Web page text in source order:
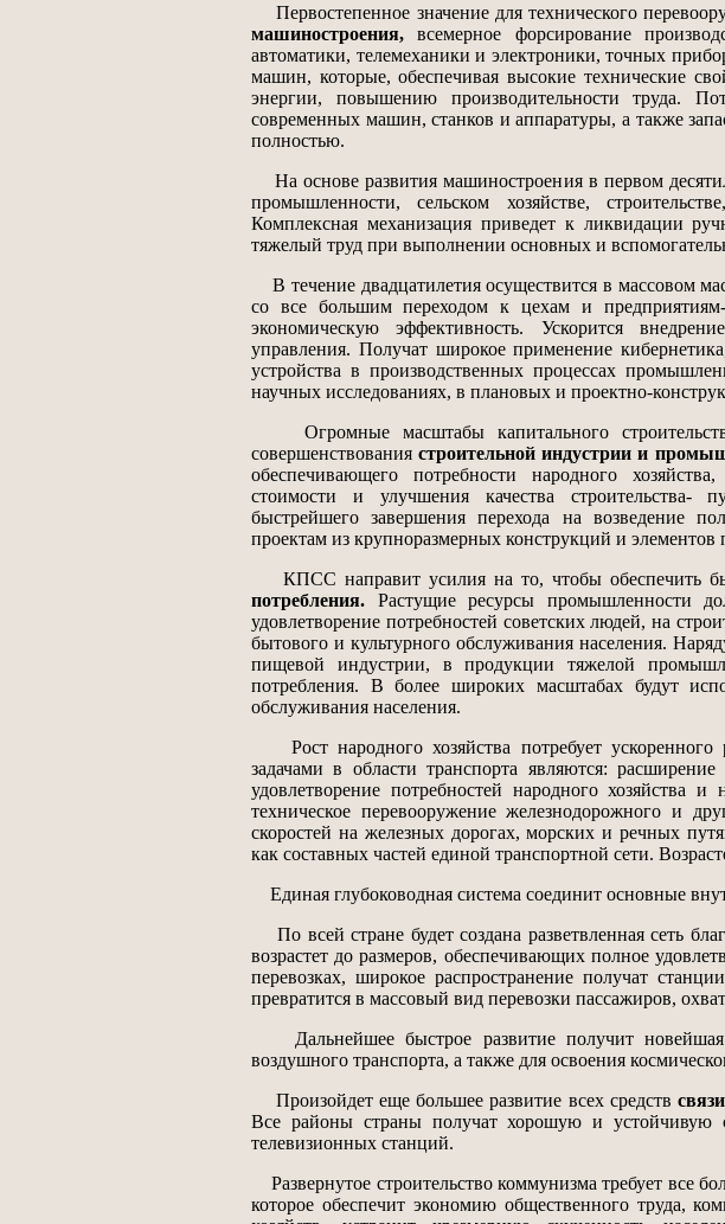
Первостепенное значение для технического
машиностроения,всемерное форсирование
автоматики, телемеханики и электроники, точных
машин, которые, обеспечивая высокие технические
энергии, повышению производительности труда.
современных машин, станков и аппаратуры, а также
полностью.
На основе развития машиностроения в первом
промышленности, сельском хозяйстве,
Комплексная механизация приведет к ликвидации
тяжелый труд при выполнении основных и
В течение двадцатилетия осуществится в массовом
со все большим переходом к цехам и
экономическую эффективность. Ускорится
управления. Получат широкое применение
устройства в производственных процессах
научных исследованиях, в плановых и проектно-
Огромные масштабы капитального
совершенствованиястроительной индустрии и
обеспечивающего потребности народного
стоимости и улучшения качества строительства-
быстрейшего завершения перехода на возведение
проектам из крупноразмерных конструкций и
КПСС направит усилия на то, чтобы обеспечить
потребления. Растущие ресурсы промышленности
удовлетворение потребностей советских людей, на
бытового и культурного обслуживания населения.
пищевой индустрии, в продукции тяжелой
потребления. В более широких масштабах будут
обслуживания населения.
Рост народного хозяйства потребует ускоренного
задачами в области транспорта являются:
удовлетворение потребностей народного хозяйства
техническое перевооружение железнодорожного и
скоростей на железных дорогах, морских и речных
как составных частей единой транспортной сети.
Единая глубоководная система соединит основные
По всей стране будет создана разветвленная сеть
возрастет до размеров, обеспечивающих полное
перевозках, широкое распространение получат
превратится в массовый вид перевозки пассажиров,
Дальнейшее быстрое развитие получит новейшая
воздушного транспорта, а также для освоения
Произойдет еще большее развитие всех средств связи
Все районы страны получат хорошую и устойчивую
телевизионных станций.
Развернутое строительство коммунизма требует все
которое обеспечит экономию общественного труда,